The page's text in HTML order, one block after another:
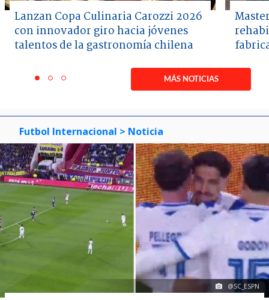
Lanzan Copa Culinaria Carozzi 2026
con innovador giro hacia jóvenes
talentos de la gastronomía chilena
itemitemitem
MÁS NOTICIAS
Futbol Internacional > Noticia
@SC_ESPN